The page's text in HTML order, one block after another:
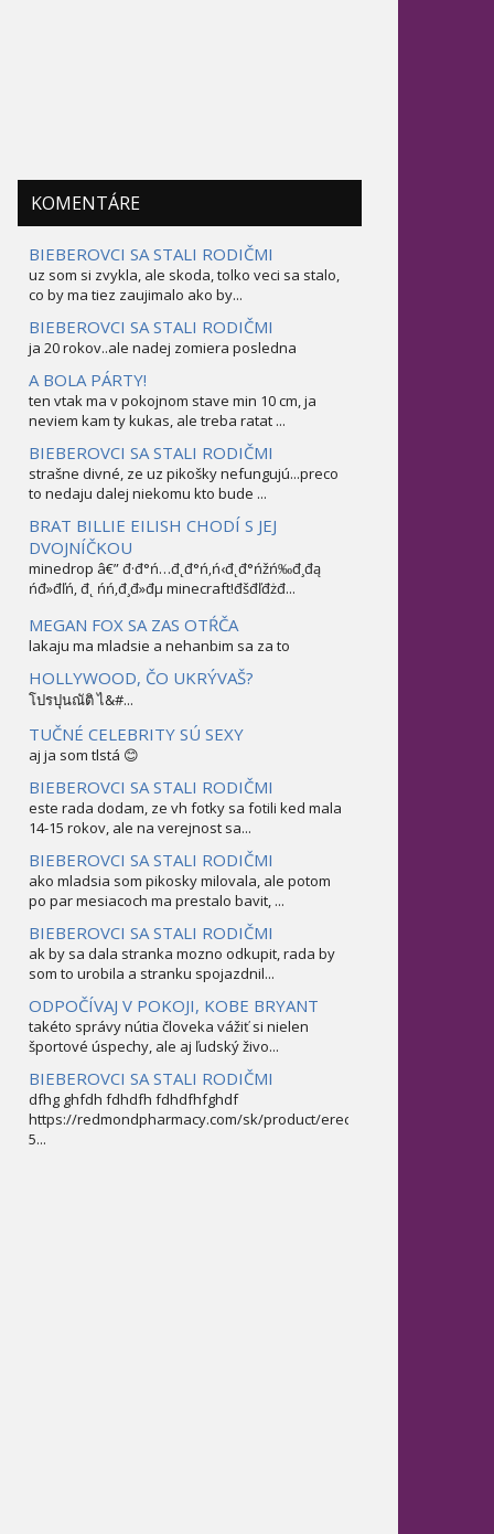
KOMENTÁRE
BIEBEROVCI SA STALI RODIČMI
uz som si zvykla, ale skoda, tolko veci sa stalo,
co by ma tiez zaujimalo ako by...
BIEBEROVCI SA STALI RODIČMI
ja 20 rokov..ale nadej zomiera posledna
A BOLA PÁRTY!
ten vtak ma v pokojnom stave min 10 cm, ja
neviem kam ty kukas, ale treba ratat ...
BIEBEROVCI SA STALI RODIČMI
strašne divné, ze uz pikošky nefungujú...preco
to nedaju dalej niekomu kto bude ...
BRAT BILLIE EILISH CHODÍ S JEJ
DVOJNÍČKOU
minedrop â€” đ·đ°ń…đ˛đ°ń‚ń‹đ˛đ°ńžń‰đ¸đą
ńđ»đľń‚ đ˛ ńń‚đ¸đ»đµ minecraft!đšđľđżđ...
MEGAN FOX SA ZAS OTŔČA
lakaju ma mladsie a nehanbim sa za to
HOLLYWOOD, ČO UKRÝVAŠ?
โปรปุนณัติ ไ&#...
TUČNÉ CELEBRITY SÚ SEXY
aj ja som tlstá 😊
BIEBEROVCI SA STALI RODIČMI
este rada dodam, ze vh fotky sa fotili ked mala
14-15 rokov, ale na verejnost sa...
BIEBEROVCI SA STALI RODIČMI
ako mladsia som pikosky milovala, ale potom
po par mesiacoch ma prestalo bavit, ...
BIEBEROVCI SA STALI RODIČMI
ak by sa dala stranka mozno odkupit, rada by
som to urobila a stranku spojazdnil...
ODPOČÍVAJ V POKOJI, KOBE BRYANT
takéto správy nútia človeka vážiť si nielen
športové úspechy, ale aj ľudský živo...
BIEBEROVCI SA STALI RODIČMI
dfhg ghfdh fdhdfh fdhdfhfghdf
https://redmondpharmacy.com/sk/product/erectofil-
5...